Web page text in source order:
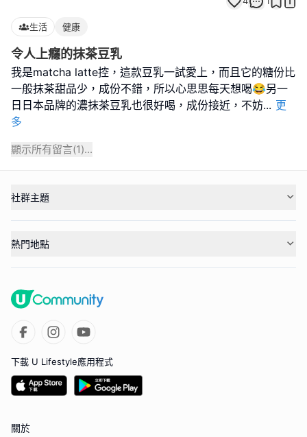
生活 健康
令人上癮的抹茶豆乳
我是matcha latte控，這款豆乳一試愛上，而且它的糖份比
一般抹茶甜品少，成份不錯，所以心思思每天想喝😂另一
日日本品牌的濃抹茶豆乳也很好喝，成份接近，不妨... 更
多
顯示所有留言(1)...
社群主題
熱門地點
下載 U Lifestyle應用程式
關於